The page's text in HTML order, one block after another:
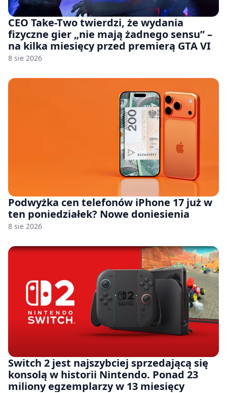
CEO Take-Two twierdzi, że wydania
fizyczne gier „nie mają żadnego sensu” –
na kilka miesięcy przed premierą GTA VI
8 sie 2026
Podwyżka cen telefonów iPhone 17 już w
ten poniedziałek? Nowe doniesienia
8 sie 2026
Switch 2 jest najszybciej sprzedającą się
konsolą w historii Nintendo. Ponad 23
miliony egzemplarzy w 13 miesięcy